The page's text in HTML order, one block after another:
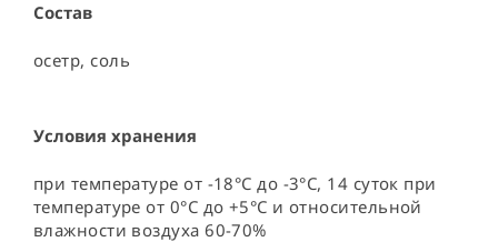
Состав
осетр, соль
Условия хранения
при температуре от -18°C до -3°C, 14 суток при
температуре от 0°C до +5°C и относительной
влажности воздуха 60-70%